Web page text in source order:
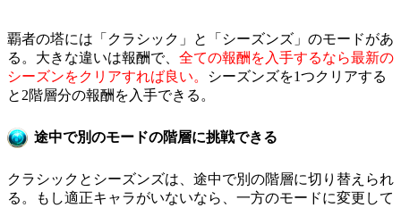
覇者の塔には「クラシック」と「シーズンズ」のモードがあ
る。大きな違いは報酬で、 全ての報酬を入手するなら最新の
シーズンをクリアすれば良い。
シーズンズを1つクリアする
と2階層分の報酬を入手できる。
途中で別のモードの階層に挑戦できる
クラシックとシーズンズは、途中で別の階層に切り替えられ
る。もし適正キャラがいないなら、一方のモードに変更して